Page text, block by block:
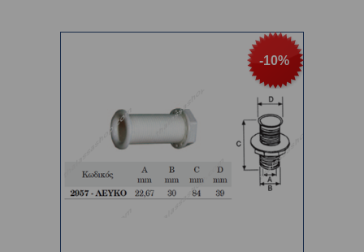
-10%